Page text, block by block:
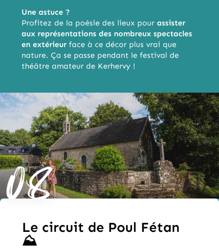
Une astuce ?
Profitez de la poésie des lieux pour assister
aux représentations des nombreux spectacles
en extérieur face à ce décor plus vrai que
nature. Ça se passe pendant le festival de
théâtre amateur de Kerhervy !
08
Le circuit de Poul Fétan
⛰️